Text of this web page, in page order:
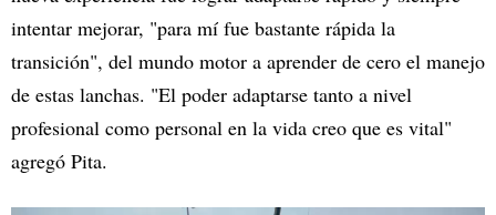
intentar mejorar, "para mí fue bastante rápida la
transición", del mundo motor a aprender de cero el manejo
de estas lanchas. "El poder adaptarse tanto a nivel
profesional como personal en la vida creo que es vital"
agregó Pita.